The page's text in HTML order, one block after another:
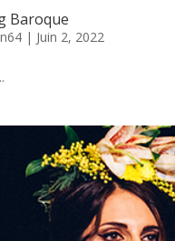
Baroque
| Juin 2, 2022